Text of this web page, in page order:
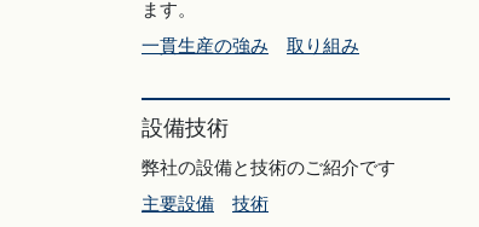
ます。
一貫生産の強み
取り組み
設備技術
弊社の設備と技術のご紹介です
主要設備
技術